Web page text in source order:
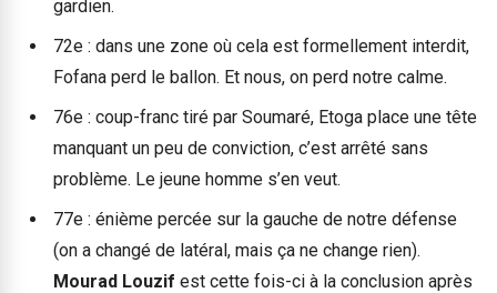
gardien.
72e : dans une zone où cela est formellement interdit,
Fofana perd le ballon. Et nous, on perd notre calme.
76e : coup-franc tiré par Soumaré, Etoga place une tête
manquant un peu de conviction, c’est arrêté sans
problème. Le jeune homme s’en veut.
77e : énième percée sur la gauche de notre défense
(on a changé de latéral, mais ça ne change rien).
Mourad Louzif est cette fois-ci à la conclusion après